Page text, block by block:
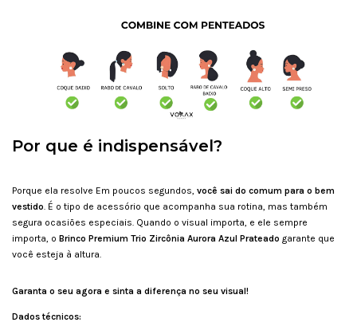
Por que é indispensável?
Porque ela resolve Em poucos segundos, você sai do comum para o bem
vestido. É o tipo de acessório que acompanha sua rotina, mas também
segura ocasiões especiais. Quando o visual importa, e ele sempre
importa, o Brinco Premium Trio Zircônia Aurora Azul Prateado garante que
você esteja à altura.
Garanta o seu agora e sinta a diferença no seu visual!
Dados técnicos: